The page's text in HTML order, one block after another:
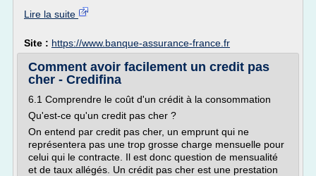
Lire la suite
Site : https://www.banque-assurance-france.fr
Comment avoir facilement un credit pas
cher - Credifina
6.1 Comprendre le coût d'un crédit à la consommation
Qu'est-ce qu'un credit pas cher ?
On entend par credit pas cher, un emprunt qui ne
représentera pas une trop grosse charge mensuelle pour
celui qui le contracte. Il est donc question de mensualité
et de taux allégés. Un crédit pas cher est une prestation